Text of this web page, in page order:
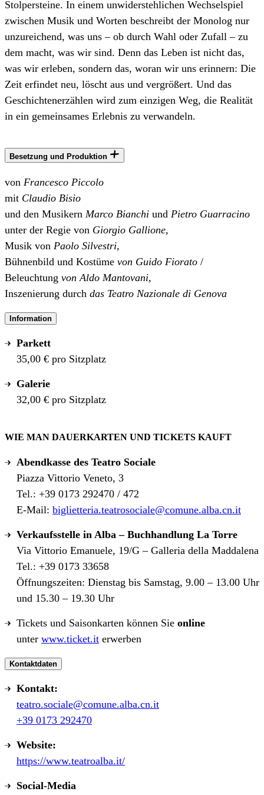
Stolpersteine. In einem unwiderstehlichen Wechselspiel
zwischen Musik und Worten beschreibt der Monolog nur
unzureichend, was uns – ob durch Wahl oder Zufall – zu
dem macht, was wir sind. Denn das Leben ist nicht das,
was wir erleben, sondern das, woran wir uns erinnern: Die
Zeit erfindet neu, löscht aus und vergrößert. Und das
Geschichtenerzählen wird zum einzigen Weg, die Realität
in ein gemeinsames Erlebnis zu verwandeln.
Besetzung und Produktion
von Francesco Piccolo
mit Claudio Bisio
und den Musikern Marco Bianchi und Pietro Guarracino
unter der Regie von Giorgio Gallione,
Musik von Paolo Silvestri,
Bühnenbild und Kostüme von Guido Fiorato /
Beleuchtung von Aldo Mantovani,
Inszenierung durch das Teatro Nazionale di Genova
Information
Parkett
35,00 € pro Sitzplatz
Galerie
32,00 € pro Sitzplatz
WIE MAN DAUERKARTEN UND TICKETS KAUFT
Abendkasse des Teatro Sociale
Piazza Vittorio Veneto, 3
Tel.: +39 0173 292470 / 472
E-Mail: biglietteria.teatrosociale@comune.alba.cn.it
Verkaufsstelle in Alba – Buchhandlung La Torre
Via Vittorio Emanuele, 19/G – Galleria della Maddalena
Tel.: +39 0173 33658
Öffnungszeiten: Dienstag bis Samstag, 9.00 – 13.00 Uhr
und 15.30 – 19.30 Uhr
Tickets und Saisonkarten können Sie online
unter www.ticket.it erwerben
Kontaktdaten
Kontakt:
teatro.sociale@comune.alba.cn.it
+39 0173 292470
Website:
https://www.teatroalba.it/
Social-Media